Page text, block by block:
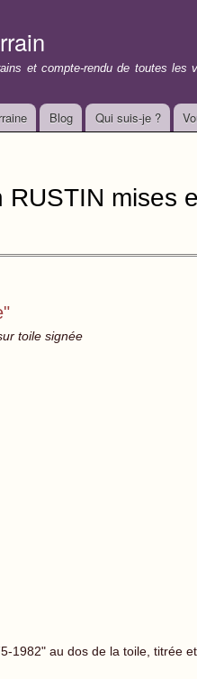
et compte-rendu de toutes les
Blog Qui suis-je ?
RUSTIN mises
toile signée
1982" au dos de la toile, titrée